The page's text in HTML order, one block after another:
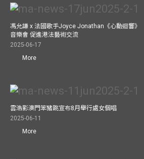
馮允謙 x 法國歌手Joyce Jonathan《心動迴響》
音樂會 促進港法藝術交流
2025-06-17
More
雲浩影澳門笨豬跳宣布8月舉行處女個唱
2025-06-11
More